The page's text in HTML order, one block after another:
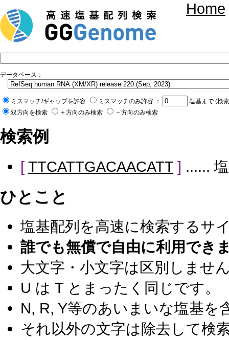
Home
データベース：
ミスマッチ/ギャップを許容 ミスマッチのみ許容 ：
塩基まで (検
双方向を検索
＋方向のみ検索 －方向のみ検索
検索例
[ TTCATTGACAACATT ] ......
ひとこと
塩基配列を高速に検索するサ
誰でも無償で自由に利用でき
大文字・小文字は区別しませ
U は T とまったく同じです。
N, R, Y等のあいまいな塩基を
それ以外の文字は除去して検